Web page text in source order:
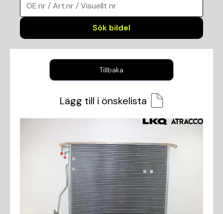
OE.nr / Art.nr / Visuellt nr
Sök bildel
Tillbaka
Lägg till i önskelista